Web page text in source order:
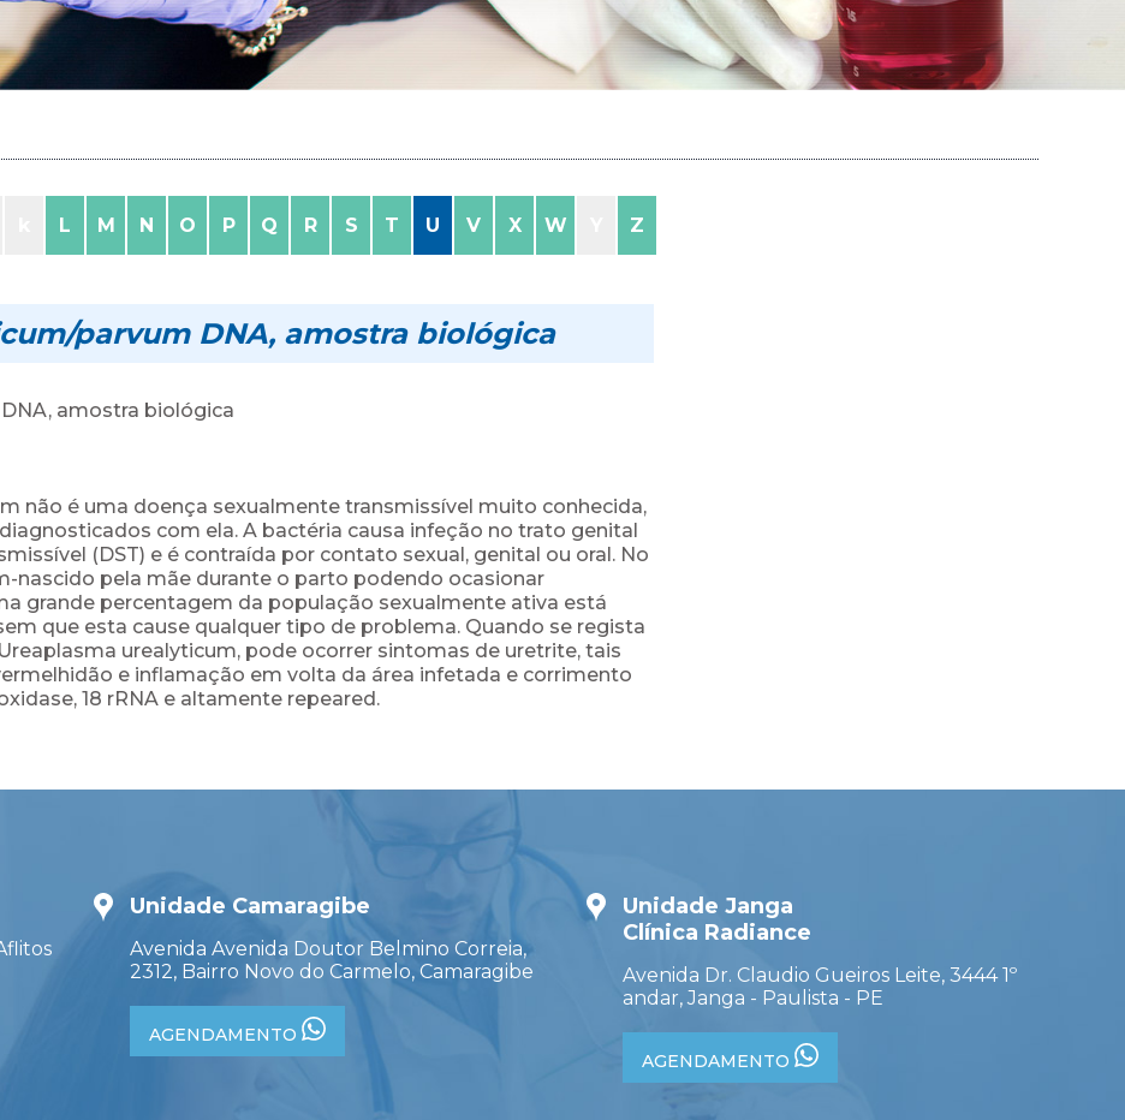
L M N O P Q R S T U V X W Z
parvum DNA, amostra biológica
amostra biológica
não é uma doença sexualmente transmissível muito conhecida,
com ela. A bactéria causa infeção no trato genital
(DST) e é contraída por contato sexual, genital ou oral. No
nascido pela mãe durante o parto podendo ocasionar
grande percentagem da população sexualmente ativa está
que esta cause qualquer tipo de problema. Quando se regista
urealyticum, pode ocorrer sintomas de uretrite, tais
e inflamação em volta da área infetada e corrimento
18 rRNA e altamente repeared.
Unidade Camaragibe
Avenida Avenida Doutor Belmino Correia,
2312, Bairro Novo do Carmelo, Camaragibe
AGENDAMENTO
Unidade Janga
Clínica Radiance
Avenida Dr. Claudio Gueiros Leite, 3444 1º
andar, Janga - Paulista - PE
AGENDAMENTO